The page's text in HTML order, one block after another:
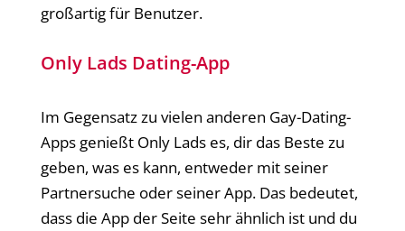
großartig für Benutzer.
Only Lads Dating-App
Im Gegensatz zu vielen anderen Gay-Dating-
Apps genießt Only Lads es, dir das Beste zu
geben, was es kann, entweder mit seiner
Partnersuche oder seiner App. Das bedeutet,
dass die App der Seite sehr ähnlich ist und du